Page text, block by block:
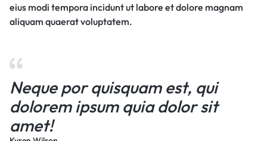
eius modi tempora incidunt ut labore et dolore magnam
aliquam quaerat voluptatem.
Neque por quisquam est, qui
dolorem ipsum quia dolor sit
amet!